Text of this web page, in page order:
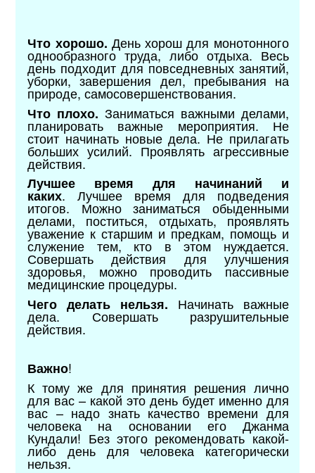
Что хорошо. День хорош для монотонного
однообразного труда, либо отдыха. Весь
день подходит для повседневных занятий,
уборки, завершения дел, пребывания на
природе, самосовершенствования.
Что плохо. Заниматься важными делами,
планировать важные мероприятия. Не
стоит начинать новые дела. Не прилагать
больших усилий. Проявлять агрессивные
действия.
Лучшее время для начинаний и
каких.Лучшее время для подведения
итогов. Можно заниматься обыденными
делами, поститься, отдыхать, проявлять
уважение к старшим и предкам, помощь и
служение тем, кто в этом нуждается.
Совершать действия для улучшения
здоровья, можно проводить пассивные
медицинские процедуры.
Чего делать нельзя. Начинать важные
дела. Совершать разрушительные
действия.
Важно!
К тому же для принятия решения лично
для вас – какой это день будет именно для
вас – надо знать качество времени для
человека на основании его Джанма
Кундали! Без этого рекомендовать какой-
либо день для человека категорически
нельзя.